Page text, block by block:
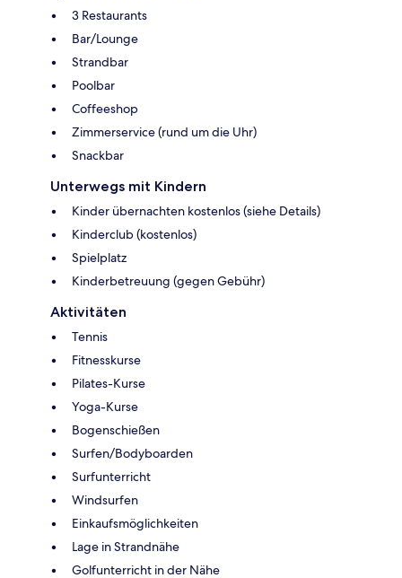
3 Restaurants
Bar/Lounge
Strandbar
Poolbar
Coffeeshop
Zimmerservice (rund um die Uhr)
Snackbar
Unterwegs mit Kindern
Kinder übernachten kostenlos (siehe Details)
Kinderclub (kostenlos)
Spielplatz
Kinderbetreuung (gegen Gebühr)
Aktivitäten
Tennis
Fitnesskurse
Pilates-Kurse
Yoga-Kurse
Bogenschießen
Surfen/Bodyboarden
Surfunterricht
Windsurfen
Einkaufsmöglichkeiten
Lage in Strandnähe
Golfunterricht in der Nähe